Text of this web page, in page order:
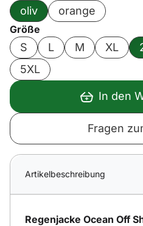
oliv orange
Größe
S L M XL
5XL
In den
Fragen
Artikelbeschreibung
Regenjacke Ocean Off